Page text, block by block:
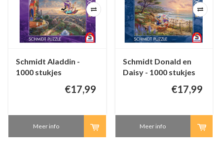
Schmidt Aladdin -
1000 stukjes
€17,99
Meer info
Schmidt Donald en
Daisy - 1000 stukjes
€17,99
Meer info